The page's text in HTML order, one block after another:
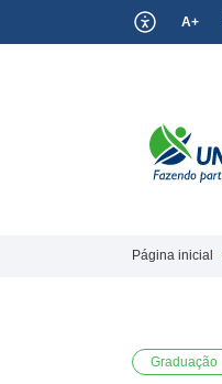
A+
Página inicial
Graduação